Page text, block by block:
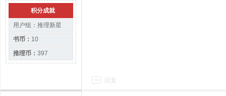
积分成就
用户组： 推理新星
书币： 10
推理币： 397
回复